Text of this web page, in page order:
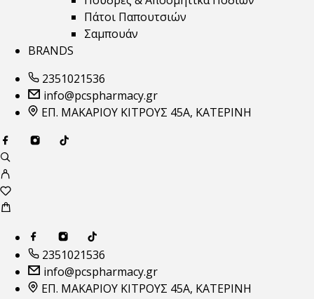
Πάτοι Παπουτσιών
Σαμπουάν
BRANDS
2351021536
info@pcspharmacy.gr
ΕΠ. ΜΑΚΑΡΙΟΥ ΚΙΤΡΟΥΣ 45Α, ΚΑΤΕΡΙΝΗ
2351021536
info@pcspharmacy.gr
ΕΠ. ΜΑΚΑΡΙΟΥ ΚΙΤΡΟΥΣ 45Α, ΚΑΤΕΡΙΝΗ